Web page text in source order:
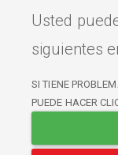
Usted
siguientes
SI TIENE
PUEDE HACER